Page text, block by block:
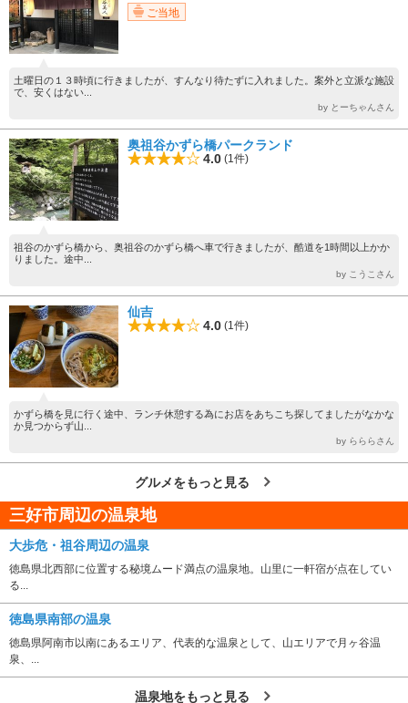
ご当地
土曜日の１３時頃に行きましたが、すんなり待たずに入れました。案外と立派な施設
で、安くはない...
by とーちゃんさん
奥祖谷かずら橋パークランド
4.0 (1件)
祖谷のかずら橋から、奥祖谷のかずら橋へ車で行きましたが、酷道を1時間以上かか
りました。途中...
by こうこさん
仙吉
4.0 (1件)
かずら橋を見に行く途中、ランチ休憩する為にお店をあちこち探してましたがなかな
か見つからず山...
by らららさん
グルメをもっと見る
三好市周辺の温泉地
大歩危・祖谷周辺の温泉
徳島県北西部に位置する秘境ムード満点の温泉地。山里に一軒宿が点在してい
る...
徳島県南部の温泉
徳島県阿南市以南にあるエリア、代表的な温泉として、山エリアで月ヶ谷温
泉、...
温泉地をもっと見る